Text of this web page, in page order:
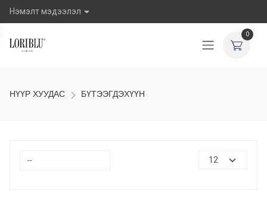
Нэмэлт мэдээлэл
0
НҮҮР ХУУДАС БҮТЭЭГДЭХҮҮН